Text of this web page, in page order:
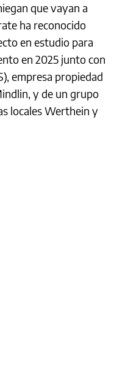
que vayan a
ha reconocido
en estudio para
en 2025 junto con
empresa propiedad
y de un grupo
locales Werthein y